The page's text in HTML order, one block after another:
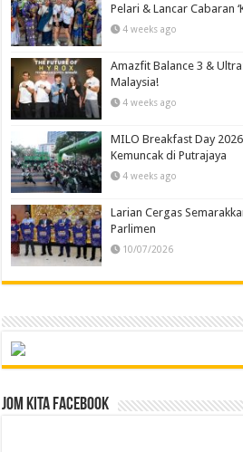
Pelari & Lancar Cabaran
4 weeks ago
Amazfit Balance 3 &
Malaysia!
4 weeks ago
MILO Breakfast Day
Kemuncak di Putrajaya
4 weeks ago
Larian Cergas
Parlimen
10/07/2026
Jom Kita Facebook